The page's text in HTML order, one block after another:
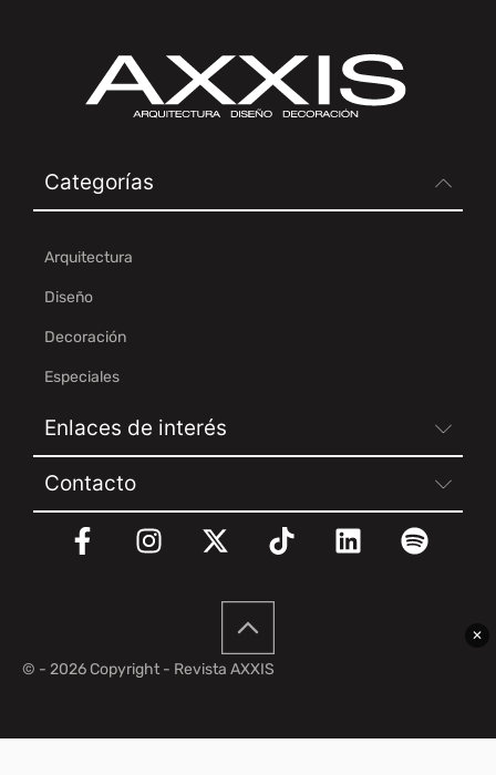
✕
Categorías
Arquitectura
Diseño
Decoración
Especiales
Enlaces de interés
Contacto
© - 2026 Copyright - Revista AXXIS